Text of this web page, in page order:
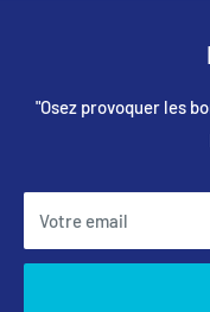
"Osez provoquer les
Votre email